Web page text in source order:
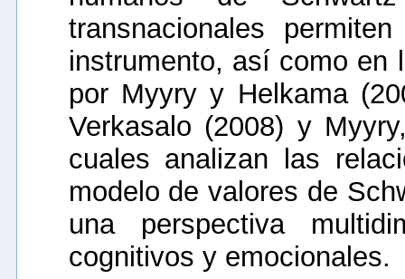
transnacionales
instrumento, así como en
por Myyry y Helkama
Verkasalo (2008) y
cuales analizan las
modelo de valores de
una perspectiva
cognitivos y emocionales.